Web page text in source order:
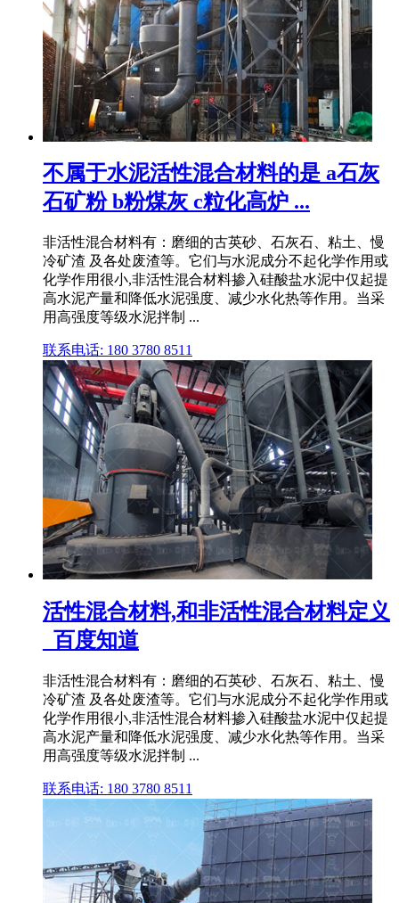
不属于水泥活性混合材料的是 a石灰
石矿粉 b粉煤灰 c粒化高炉 ...
非活性混合材料有：磨细的古英砂、石灰石、粘土、慢
冷矿渣 及各处废渣等。它们与水泥成分不起化学作用或
化学作用很小,非活性混合材料掺入硅酸盐水泥中仅起提
高水泥产量和降低水泥强度、减少水化热等作用。当采
用高强度等级水泥拌制 ...
联系电话: 180 3780 8511
活性混合材料,和非活性混合材料定义
_百度知道
非活性混合材料有：磨细的石英砂、石灰石、粘土、慢
冷矿渣 及各处废渣等。它们与水泥成分不起化学作用或
化学作用很小,非活性混合材料掺入硅酸盐水泥中仅起提
高水泥产量和降低水泥强度、减少水化热等作用。当采
用高强度等级水泥拌制 ...
联系电话: 180 3780 8511